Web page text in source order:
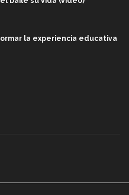
la experiencia educativa